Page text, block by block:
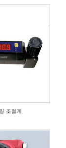
조절계